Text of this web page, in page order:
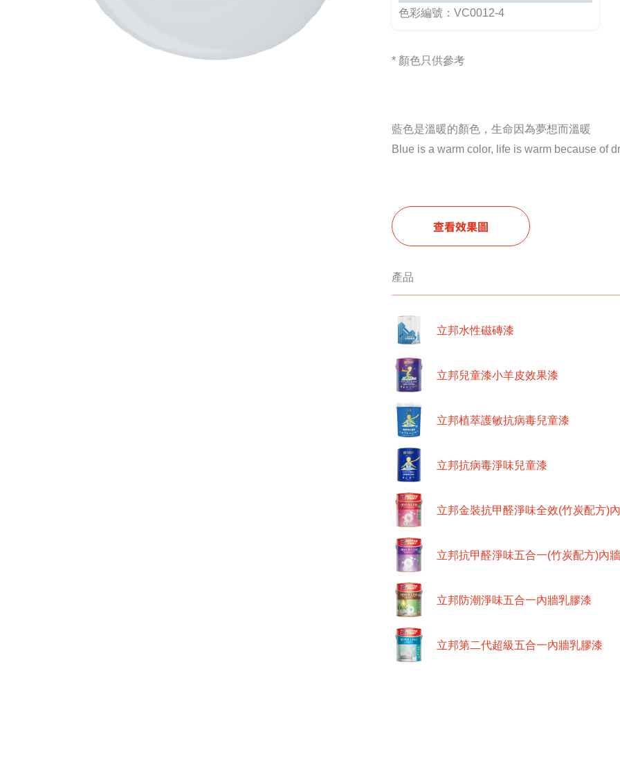
色彩編號：VC0012-4
* 顏色只供參考
藍色是溫暖的顏色，生命因為夢想而溫暖
Blue is a warm color, life is warm because of
查看效果圖
產品
立邦水性磁磚漆
立邦兒童漆小羊皮效果漆
立邦植萃護敏抗病毒兒童漆
立邦抗病毒淨味兒童漆
立邦金裝抗甲醛淨味全效(竹炭配方)
立邦抗甲醛淨味五合一(竹炭配方)內
立邦防潮淨味五合一內牆乳膠漆
立邦第二代超級五合一內牆乳膠漆